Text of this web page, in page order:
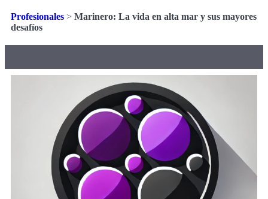
Profesionales > Marinero: La vida en alta mar y sus mayores
desafíos